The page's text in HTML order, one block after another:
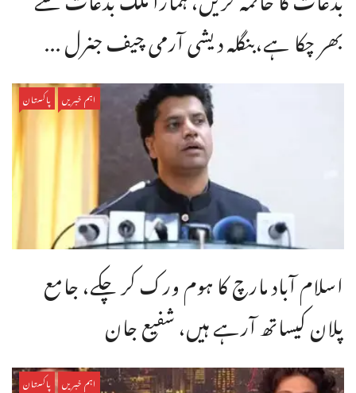
بھر چکا ہے،بنگله دیشی آرمی چیف جنرل ...
اہم خبریں پاکستان
اسلام آباد مارچ کا ہوم ورک کر چکے، جامع
پلان کیساتھ آرہے ہیں، شفیع جان
اہم خبریں پاکستان